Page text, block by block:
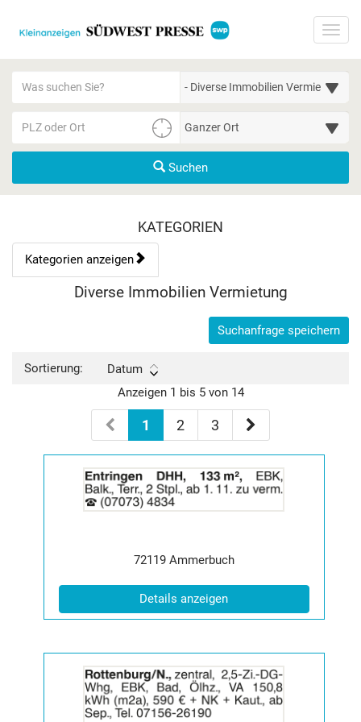
Suchen
Kategorien & Anzeigen
KATEGORIEN
Kategorien anzeigen
Bedienhinweis: Navigieren Sie mit Tab (Shift+Tab zurück).
Rubrik:
Diverse Immobilien Vermietung
Suchanfrage speichern
Sortierung:
Datum
Anzeigen 1 bis 5 von 14
1 2 3
der
Anzeige
2065074
Info:
Postleitzahl:
72119 Ort:
Ammerbuch
Details anzeigen(ID: 2065074)
der
Anzeige
2065076